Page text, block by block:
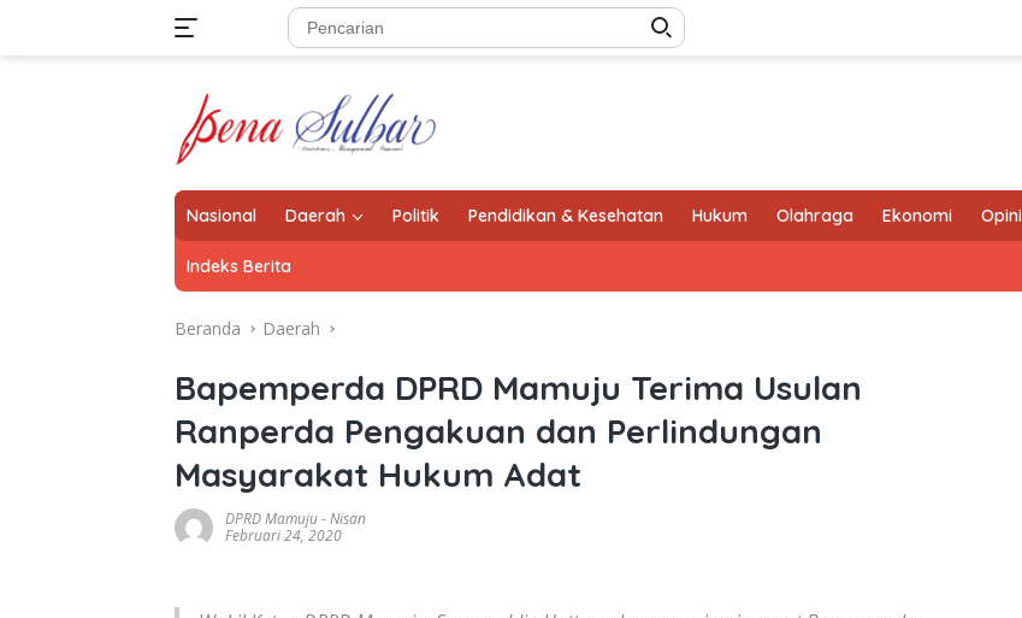
Nasional Daerah Politik Pendidikan & Kesehatan Hukum Olahraga Ekonomi Opini
Indeks Berita
Beranda Daerah
Bapemperda DPRD Mamuju Terima Usulan
Ranperda Pengakuan dan Perlindungan
Masyarakat Hukum Adat
DPRD Mamuju-Nisan
Februari 24, 2020